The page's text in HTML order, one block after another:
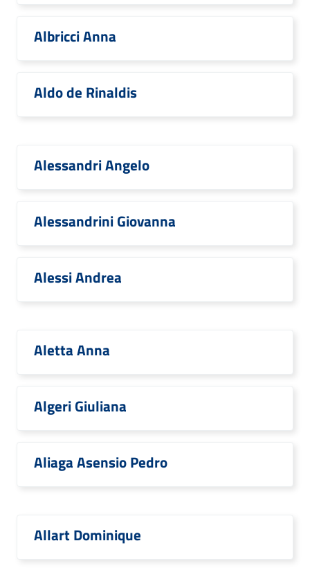
Albricci Anna
Aldo de Rinaldis
Alessandri Angelo
Alessandrini Giovanna
Alessi Andrea
Aletta Anna
Algeri Giuliana
Aliaga Asensio Pedro
Allart Dominique